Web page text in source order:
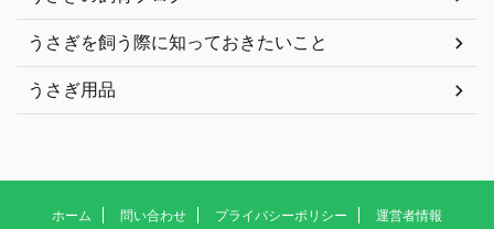
うさぎを飼う際に知っておきたいこと
うさぎ用品
ホーム 問い合わせ プライバシーポリシー 運営者情報